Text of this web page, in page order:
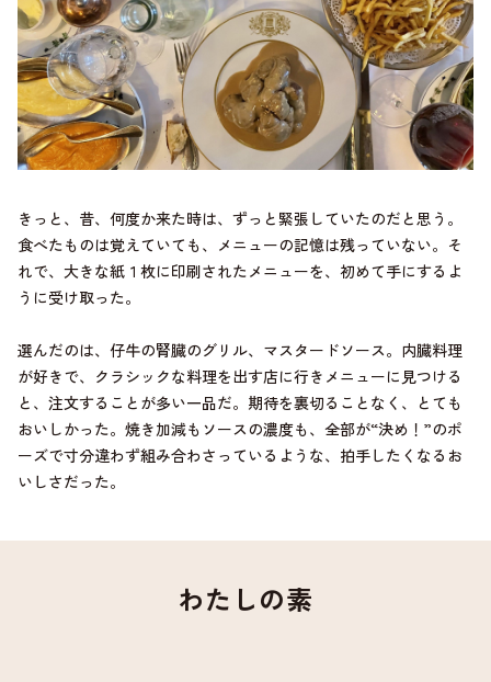
きっと、昔、何度か来た時は、ずっと緊張していたのだと思う。
食べたものは覚えていても、メニューの記憶は残っていない。そ
れで、大きな紙１枚に印刷されたメニューを、初めて手にするよ
うに受け取った。
選んだのは、仔牛の腎臓のグリル、マスタードソース。内臓料理
が好きで、クラシックな料理を出す店に行きメニューに見つける
と、注文することが多い一品だ。期待を裏切ることなく、とても
おいしかった。焼き加減もソースの濃度も、全部が“決め！”のポ
ーズで寸分違わず組み合わさっているような、拍手したくなるお
いしさだった。
わたしの素